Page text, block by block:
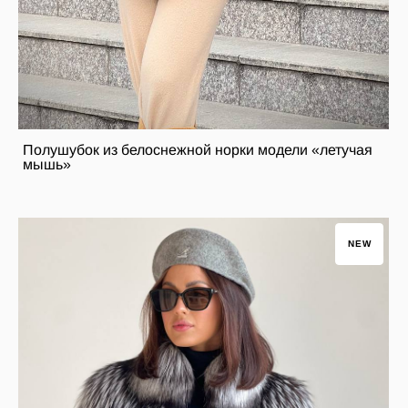
Полушубок из белоснежной норки модели «летучая
мышь»
NEW